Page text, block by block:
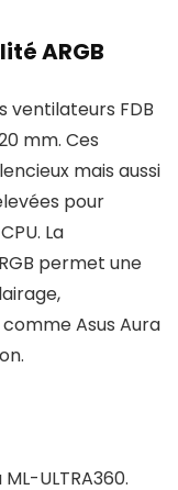
ARGB
ventilateurs FDB
mm. Ces
mais aussi
pour
La
permet une
Asus Aura
ULTRA360.